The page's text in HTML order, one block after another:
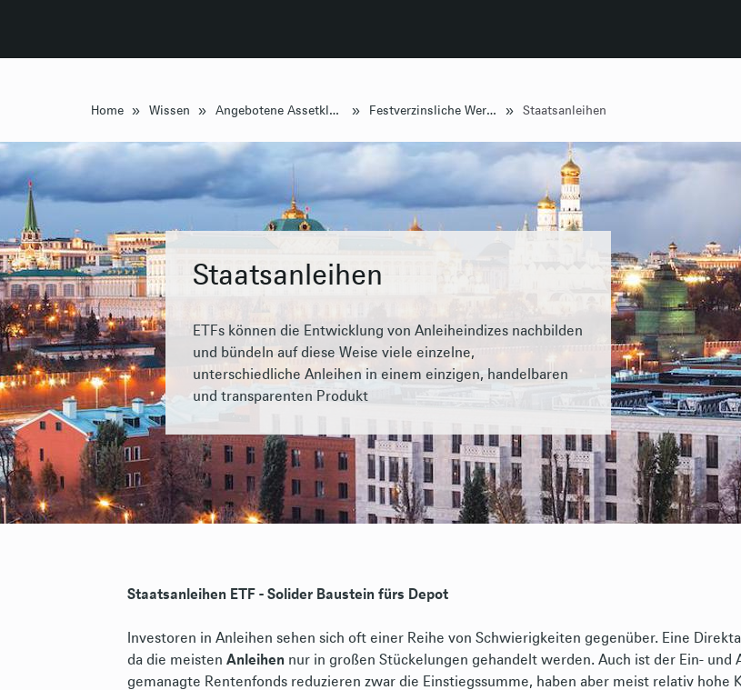
Home » Wissen » Angebotene Assetklassen » Festverzinsliche Wertpapiere » Staatsanleihen
Staatsanleihen
ETFs können die Entwicklung von Anleiheindizes nachbilden
und bündeln auf diese Weise viele einzelne,
unterschiedliche Anleihen in einem einzigen, handelbaren
und transparenten Produkt
Staatsanleihen ETF - Solider Baustein fürs Depot
Investoren in Anleihen sehen sich oft einer Reihe von Schwierigkeiten gegenüber. Eine
da die meisten Anleihennur in großen Stückelungen gehandelt werden. Auch ist der Ein-
gemanagte Rentenfonds reduzieren zwar die Einstiegssumme, haben aber meist relativ hohe